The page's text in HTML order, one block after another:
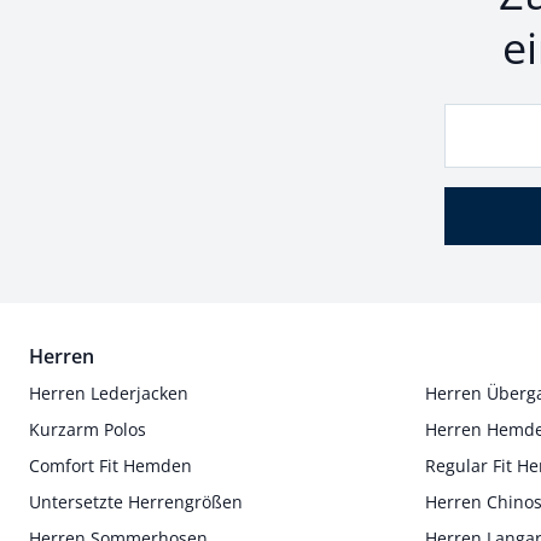
Herren
Herren Lederjacken
Herren
Kurzarm Polos
Herren
Comfort Fit Hemden
Regular Fit
Untersetzte Herrengrößen
Herren Chinos